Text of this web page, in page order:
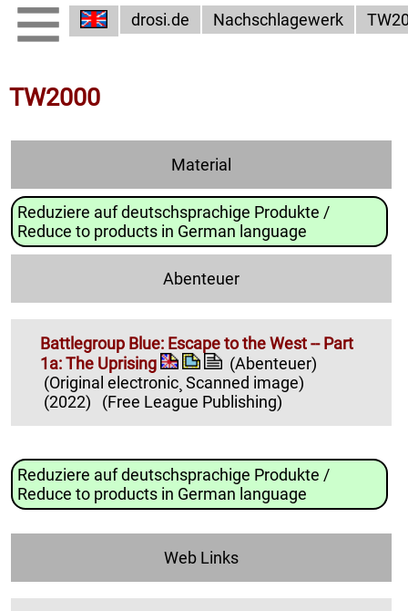
drosi.de Nachschlagewerk
TW2000
Material
Reduziere auf deutschsprachige Produkte /
Reduce to products in German language
Abenteuer
Battlegroup Blue: Escape to the West -- Part
1a: The Uprising
(Abenteuer)
(Original electronic¸ Scanned image)
(2022)
(Free League Publishing)
Reduziere auf deutschsprachige Produkte /
Reduce to products in German language
Web Links